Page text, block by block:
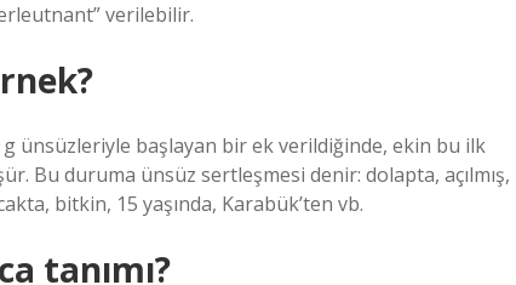
verilebilir.
ünsüzleriyle başlayan bir ek verildiğinde, ekin bu ilk
Bu duruma ünsüz sertleşmesi denir: dolapta, açılmış,
bitkin, 15 yaşında, Karabük’ten vb.
tanımı?